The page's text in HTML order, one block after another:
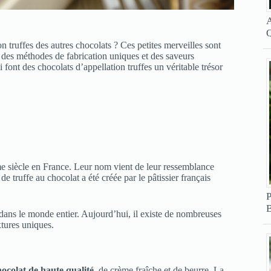
truffes des autres chocolats ? Ces petites merveilles sont
méthodes de fabrication uniques et des saveurs
des chocolats d’appellation truffes un véritable trésor
siècle en France. Leur nom vient de leur ressemblance
truffe au chocolat a été créée par le pâtissier français
le monde entier. Aujourd’hui, il existe de nombreuses
uniques.